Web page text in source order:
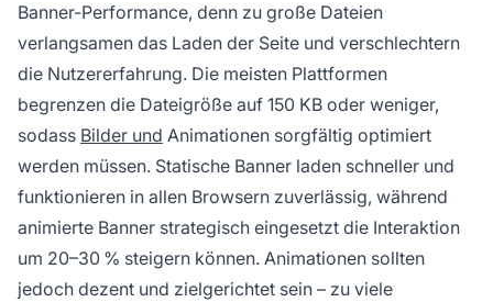
Banner-Performance, denn zu große Dateien
verlangsamen das Laden der Seite und verschlechtern
die Nutzererfahrung. Die meisten Plattformen
begrenzen die Dateigröße auf 150 KB oder weniger,
sodass Bilder und Animationen sorgfältig optimiert
werden müssen. Statische Banner laden schneller und
funktionieren in allen Browsern zuverlässig, während
animierte Banner strategisch eingesetzt die Interaktion
um 20–30 % steigern können. Animationen sollten
jedoch dezent und zielgerichtet sein – zu viele